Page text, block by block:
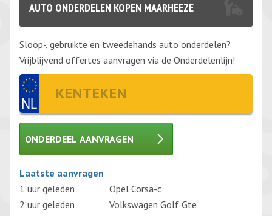
AUTO ONDERDELEN KOPEN MAARHEEZE
Sloop-, gebruikte en tweedehands auto onderdelen?
Vrijblijvend offertes aanvragen via de Onderdelenlijn!
ONDERDEEL AANVRAGEN
Gelieve dit veld leeg te laten.
Laatste aanvragen
1 uur geleden
Opel Corsa-c
2 uur geleden
Volkswagen Golf Gte